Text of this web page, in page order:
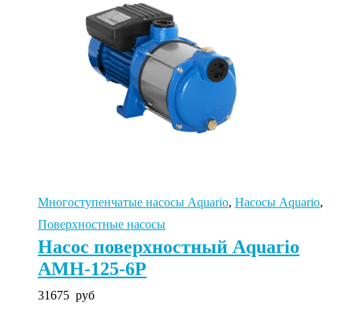
Многоступенчатые насосы Aquario, Насосы Aquario,
Поверхностные насосы
Насос поверхностный Aquario
AMH-125-6P
31675 руб